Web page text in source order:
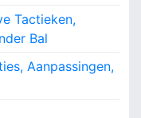
Tactieken,
Bal
Aanpassingen,